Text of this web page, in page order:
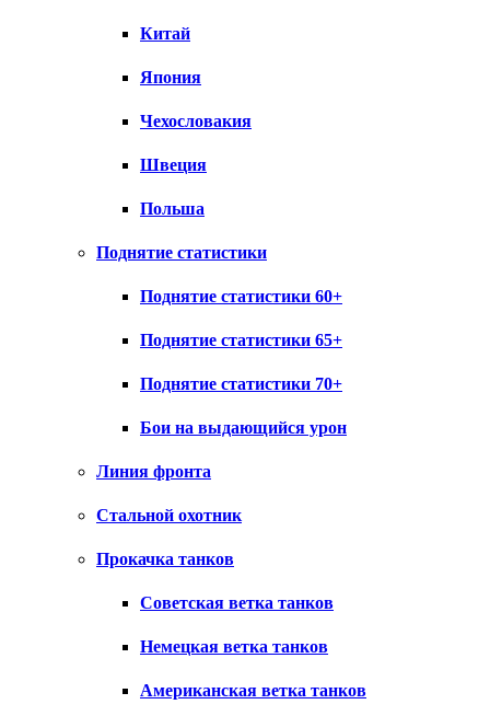
Китай
Япония
Чехословакия
Швеция
Польша
Поднятие статистики
Поднятие статистики 60+
Поднятие статистики 65+
Поднятие статистики 70+
Бои на выдающийся урон
Линия фронта
Стальной охотник
Прокачка танков
Советская ветка танков
Немецкая ветка танков
Американская ветка танков